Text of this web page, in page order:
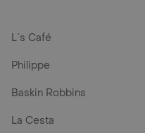
L´s Café
Philippe
Baskin Robbins
La Cesta